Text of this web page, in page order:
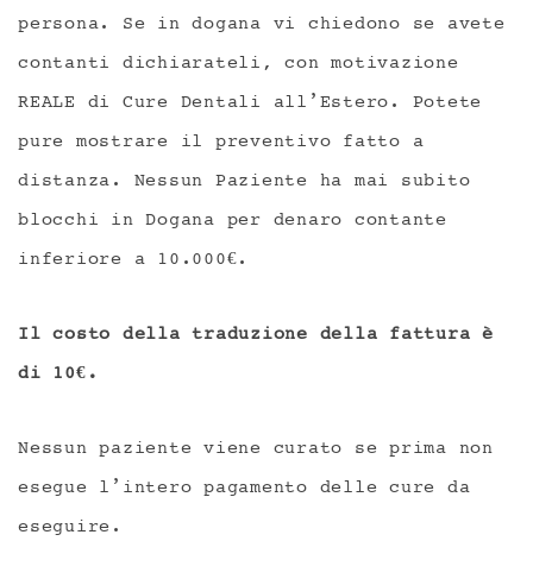
persona. Se in dogana vi chiedono se avete
contanti dichiarateli, con motivazione
REALE di Cure Dentali all’Estero. Potete
pure mostrare il preventivo fatto a
distanza. Nessun Paziente ha mai subito
blocchi in Dogana per denaro contante
inferiore a 10.000€.
Il costo della traduzione della fattura è
di 10€.
Nessun paziente viene curato se prima non
esegue l’intero pagamento delle cure da
eseguire.